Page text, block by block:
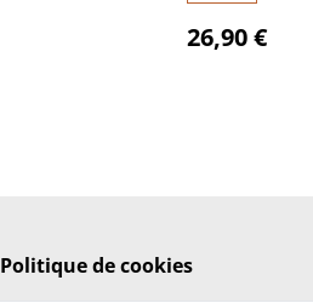
26,90 €
Politique de cookies